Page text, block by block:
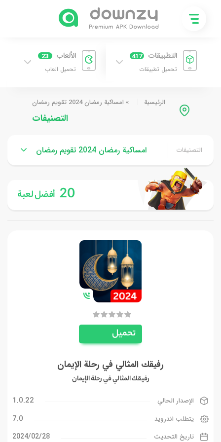
التطبيقات 417
تحميل تطبيقات
الألعاب 23
تحميل العاب
الرئيسية » امساكية رمضان 2024 تقويم رمضان
التصنيفات
التصنيفات امساكية رمضان 2024 تقويم رمضان
20 أفضل لعبة
تحميل
رفيقك المثالي في رحلة الإيمان
رفيقك المثالي في رحلة الإيمان
الإصدار الحالي 1.0.22
يتطلب اندرويد 7.0
تاريخ التحديث 28‏/02‏/2024